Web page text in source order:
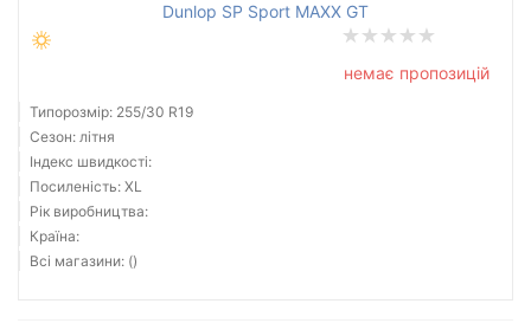
Dunlop SP Sport MAXX GT
немає пропозицій
Типорозмір: 255/30 R19
Сезон: літня
Індекс швидкості:
Посиленість: XL
Рік виробництва:
Країна:
Всі магазини: ()